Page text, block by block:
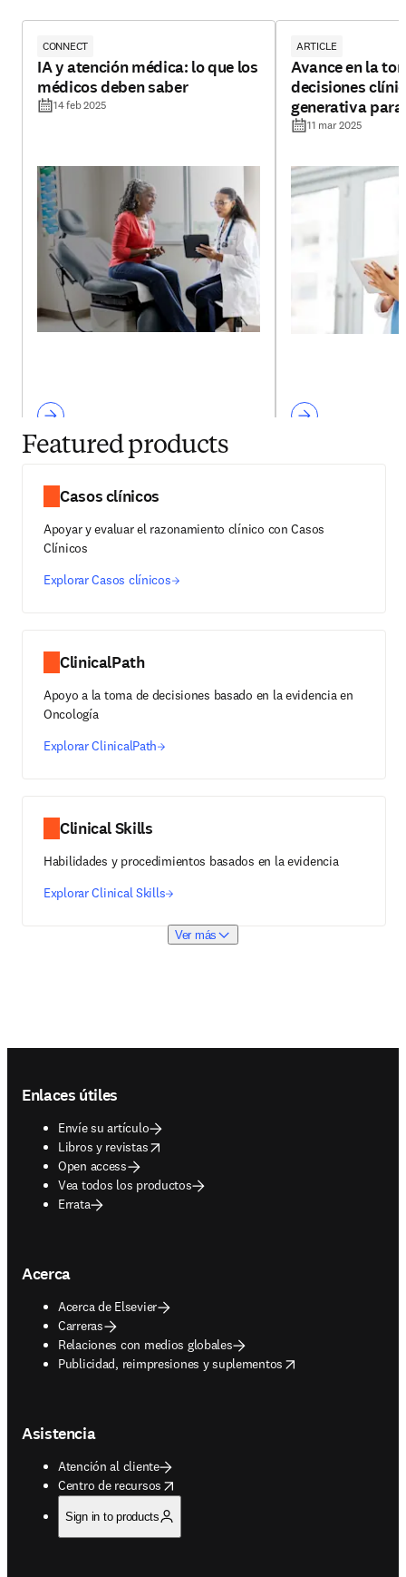
CONNECT
IA y atención médica: lo que los
médicos deben saber
14 feb 2025
ARTICLE
Avance en la
decisiones
generativa
información
11 mar 2025
Featured products
Casos clínicos
Apoyar y evaluar el razonamiento clínico con Casos
Clínicos
Explorar Casos clínicos
ClinicalPath
Apoyo a la toma de decisiones basado en la evidencia en
Oncología
Explorar ClinicalPath
Clinical Skills
Habilidades y procedimientos basados en la evidencia
Explorar Clinical Skills
Ver más
Enlaces útiles
Envíe su artículo
Libros y revistas
opens in new tab/window
Open access
Vea todos los productos
Errata
Acerca
Acerca de Elsevier
Carreras
Relaciones con medios globales
Publicidad, reimpresiones y suplementos
opens in new tab/window
Asistencia
Atención al cliente
Centro de recursos
opens in new tab/window
Sign in to products